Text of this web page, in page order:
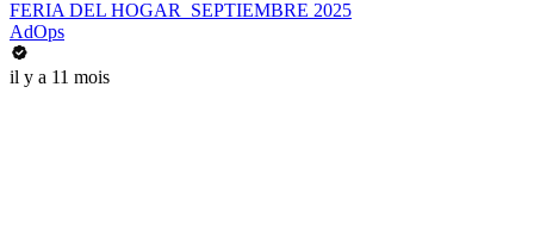
FERIA DEL HOGAR_SEPTIEMBRE 2025
AdOps
il y a 11 mois